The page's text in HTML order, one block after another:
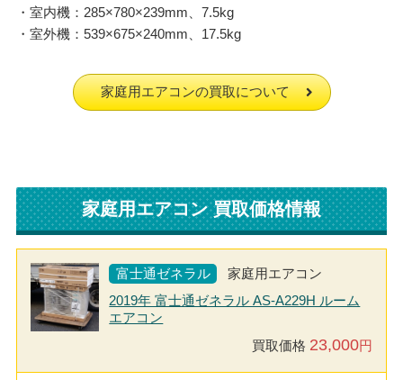
・室内機：285×780×239mm、7.5kg
・室外機：539×675×240mm、17.5kg
家庭用エアコンの買取について
家庭用エアコン 買取価格情報
富士通ゼネラル
家庭用エアコン
2019年 富士通ゼネラル AS-A229H ルーム
エアコン
買取価格 23,000円